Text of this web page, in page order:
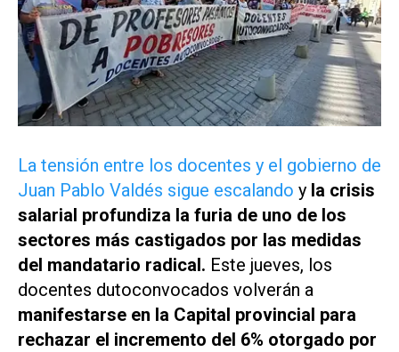
La tensión entre los docentes y el gobierno de
Juan Pablo Valdés sigue escalando y la crisis
salarial profundiza la furia de uno de los
sectores más castigados por las medidas
del mandatario radical. Este jueves, los
docentes dutoconvocados volverán a
manifestarse en la Capital provincial para
rechazar el incremento del 6% otorgado por